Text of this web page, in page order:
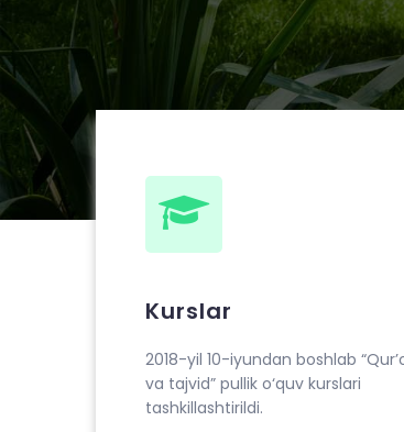
Kurslar
2018-yil 10-iyundan boshlab
va tajvid” pullik o‘quv kurslari
tashkillashtirildi.